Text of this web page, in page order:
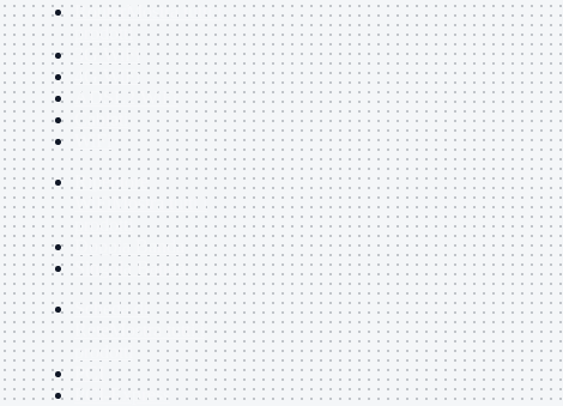
Router Mostra tutti i
prodotti
3G WiFi
4G WiFi
ADSL2 WiFi
Cablati
WiFi
Ripetitore
WiFi Mostra tutti i
prodotti
Doppia Banda
Singola Banda
Scheda di
Rete Mostra tutti i
prodotti
PCI
PCI-Express